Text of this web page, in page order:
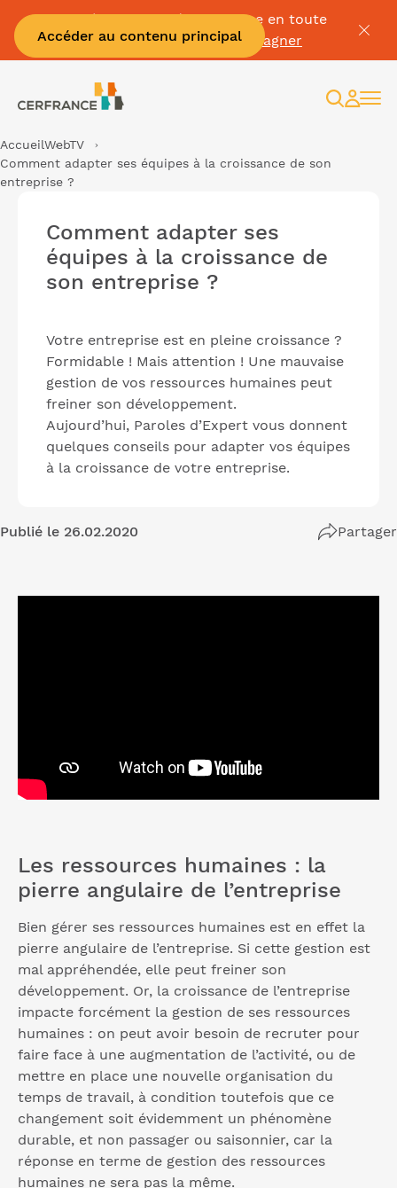
Accéder au contenu principal
Passez à la facture électronique en toute
sérénité :Je me fais accompagner
AccueilWebTV
Comment adapter ses équipes à la croissance de son
entreprise ?
Comment adapter ses
équipes à la croissance de
son entreprise ?
Votre entreprise est en pleine croissance ?
Formidable ! Mais attention ! Une mauvaise
gestion de vos ressources humaines peut
freiner son développement.
Aujourd’hui, Paroles d’Expert vous donnent
quelques conseils pour adapter vos équipes
à la croissance de votre entreprise.
Publié le 26.02.2020 Partager
Les ressources humaines : la
pierre angulaire de l’entreprise
Bien gérer ses ressources humaines est en effet la
pierre angulaire de l’entreprise. Si cette gestion est
mal appréhendée, elle peut freiner son
développement. Or, la croissance de l’entreprise
impacte forcément la gestion de ses ressources
humaines : on peut avoir besoin de recruter pour
faire face à une augmentation de l’activité, ou de
mettre en place une nouvelle organisation du
temps de travail, à condition toutefois que ce
changement soit évidemment un phénomène
durable, et non passager ou saisonnier, car la
réponse en terme de gestion des ressources
humaines ne sera pas la même.